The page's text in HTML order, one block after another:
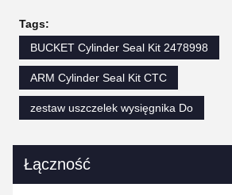
Tags:
BUCKET Cylinder Seal Kit 2478998
ARM Cylinder Seal Kit CTC
zestaw uszczelek wysięgnika Do
Łączność